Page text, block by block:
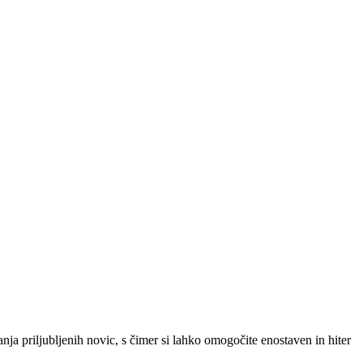
priljubljenih novic, s čimer si lahko omogočite enostaven in hiter